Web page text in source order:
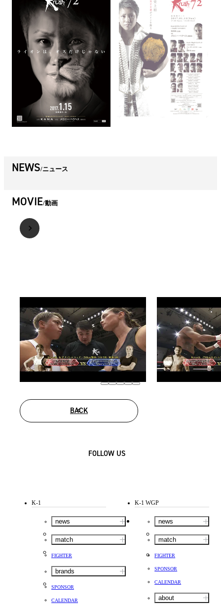
NEWS ニュース
MOVIE 動画
BACK
FOLLOW US
K-1
news
match
FIGHTER
brands
SPONSOR
CALENDAR
K-1 WGP
news
match
FIGHTER
SPONSOR
CALENDAR
about